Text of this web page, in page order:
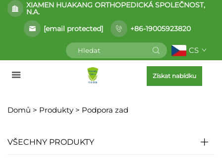
XIAMEN HUAKANG ORTHOPEDICKÁ SPOLEČNOST,
N.A.
[email protected]
+86-19005923820
CS
Získat nabídku
Domů > Produkty > Podpora zad
VŠECHNY PRODUKTY